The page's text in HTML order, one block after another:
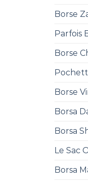
Borse
Parfois
Borse
Borse
Borsa
Borsa
Le Sac
Borsa